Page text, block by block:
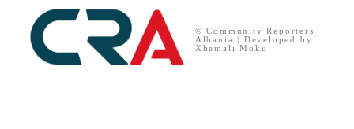
© Community Reporters
Albania | Developed by
Xhemali Moku